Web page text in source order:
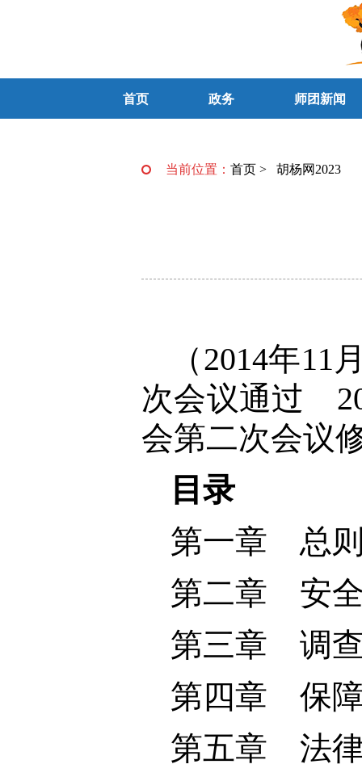
首页 政务 师团新闻
当前位置： 首页 > 胡杨网2023
（2014年
次会议通过
会第二次会议
目录
第一章 总
第二章 安
第三章 调
第四章 保
第五章 法